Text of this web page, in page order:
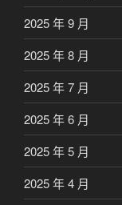
2025 年 9 月
2025 年 8 月
2025 年 7 月
2025 年 6 月
2025 年 5 月
2025 年 4 月